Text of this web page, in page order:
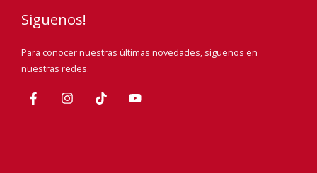
Siguenos!
Para conocer nuestras últimas novedades, siguenos en
nuestras redes.